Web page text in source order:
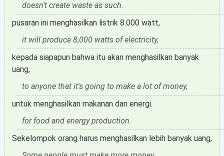
doesn't create waste as such.
pusaran ini menghasilkan listrik 8.000 watt,
it will produce 8,000 watts of electricity,
kepada siapapun bahwa itu akan menghasilkan banyak
uang,
to anyone that it's going to make a lot of money,
untuk menghasilkan makanan dan energi.
for food and energy production.
Sekelompok orang harus menghasilkan lebih banyak uang,